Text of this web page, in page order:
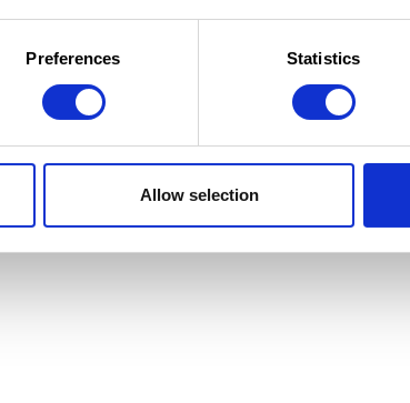
Preferences Statistics
Allow selection